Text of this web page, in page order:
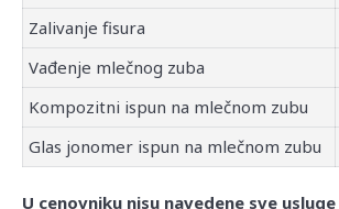
Zalivanje fisura
Vađenje mlečnog zuba
Kompozitni ispun na mlečnom zubu
Glas jonomer ispun na mlečnom zubu
U cenovniku nisu navedene sve